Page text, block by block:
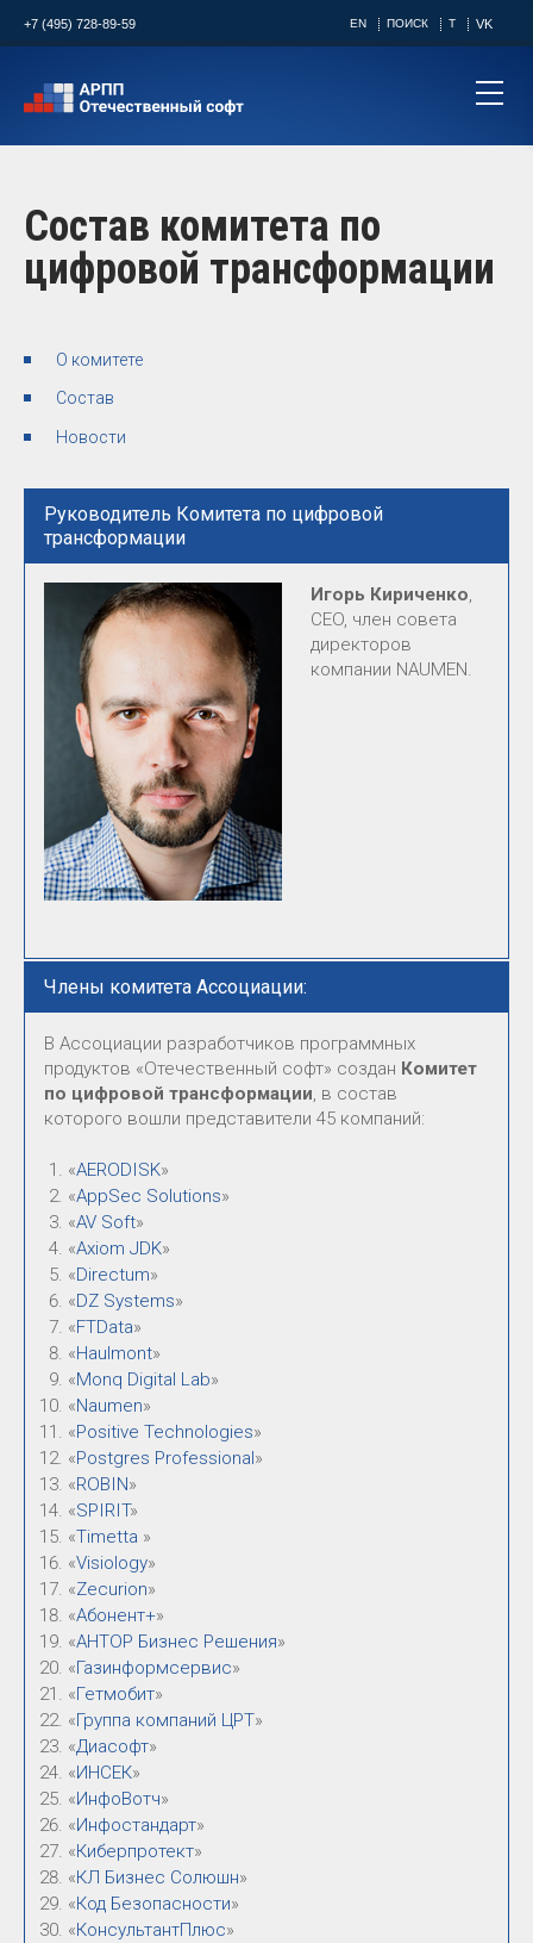
+7 (495) 728-89-59 EN ПОИСК T VK
Состав комитета по
цифровой трансформации
О комитете
Состав
Новости
Руководитель Комитета по цифровой
трансформации
Игорь Кириченко,
CEO, член совета
директоров
компании NAUMEN.
Члены комитета Ассоциации:
В Ассоциации разработчиков программных
продуктов «Отечественный софт» создан Комитет
по цифровой трансформации, в состав
которого вошли представители 45 компаний:
«AERODISK»
«AppSec Solutions»
«AV Soft»
«Axiom JDK»
«Directum»
«DZ Systems»
«FTData»
«Haulmont»
«Monq Digital Lab»
«Naumen»
«Positive Technologies»
«Postgres Professional »
«ROBIN»
«SPIRIT»
«Timetta »
«Visiology»
«Zecurion»
«Абонент+»
«АНТОР Бизнес Решения»
«Газинформсервис»
«Гетмобит»
«Группа компаний ЦРТ»
«Диасофт»
«ИНСЕК»
«ИнфоВотч»
«Инфостандарт»
«Киберпротект»
«КЛ Бизнес Солюшн»
«Код Безопасности»
«КонсультантПлюс»